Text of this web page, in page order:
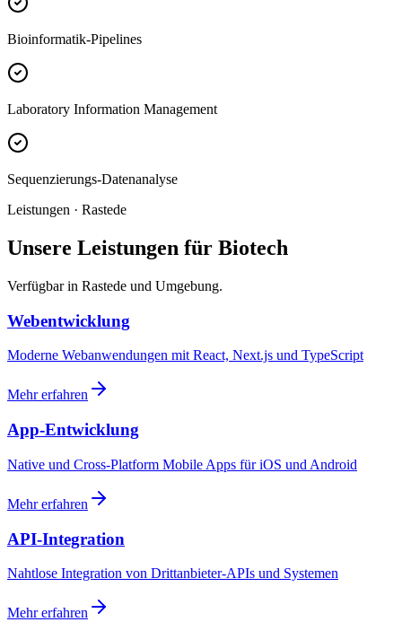
Bioinformatik-Pipelines
Laboratory Information Management
Sequenzierungs-Datenanalyse
Leistungen · Rastede
Unsere Leistungen für Biotech
Verfügbar in Rastede und Umgebung.
Webentwicklung
Moderne Webanwendungen mit React, Next.js und TypeScript
Mehr erfahren
App-Entwicklung
Native und Cross-Platform Mobile Apps für iOS und Android
Mehr erfahren
API-Integration
Nahtlose Integration von Drittanbieter-APIs und Systemen
Mehr erfahren